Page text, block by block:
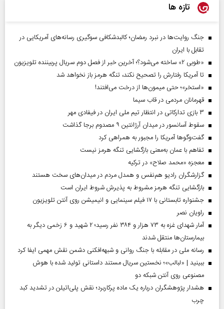
تازه ها
جنگ روایت‌ها در نبرد رمضان؛ کالبدشکافی سوگیری رسانه‌های آمریکایی در
تقابل با ایران
«طوبی ۲» ساخته می‌شود؟؛ آخرین خبر از فصل دوم سریال پربیننده تلویزیون
تا آمریکا رفتارش را تصحیح نکند، تنگه هرمز باز نخواهد شد
«استخر»‌‌؛ حتی میمون‌ها از درخت می‌افتند!
قهرمانان مردمی در قاب سیما
۳ بازی تدارکاتی در انتظار تیم ملی ایران در فیفادی مهر
سقوط آسانسور در میدان آرژانتین ۹ مصدوم برجا گذاشت
گفت‌وگوها آمریکا را مجبور به همراهی کرد
تفاهم با عمان به‌معنی بازگشایی تنگه هرمز نیست
معجزه «محمد صلاح» در ترکیه
گزارشگران رادیو هم‌نفس و همدل مردم در میدان‌های سخت هستند
بازگشایی تنگه هرمز مشروط به پذیرش شروط ایران است
جشنواره تابستانی با ۱۷ فیلم سینمایی و انیمیشن روی آنتن تلویزیون
راویان نصر
آمار شهدای غزه به ۷۳ هزار و ۳۸۴ نفر رسید؛ ۲ شهید و ۶ زخمی دیگر به
بیمارستان‌ها منتقل شدند
رسانه ملی در مقابله با جنگ روانی و شبهه‌افکنی دشمن نقش مهمی ایفا کرد
ببینید | «لبالب»؛ نخستین سریال مستند داستانی تولید شده با هوش
مصنوعی روی آنتن شبکه دو
هشدار پژوهشگران درباره یک ماده پرکاربرد؛ نقش پلی‌اتیلن در تشدید کبد
چرب